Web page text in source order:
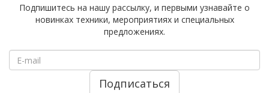
Подпишитесь на нашу рассылку, и первыми узнавайте о
новинках техники, мероприятиях и специальных
предложениях.